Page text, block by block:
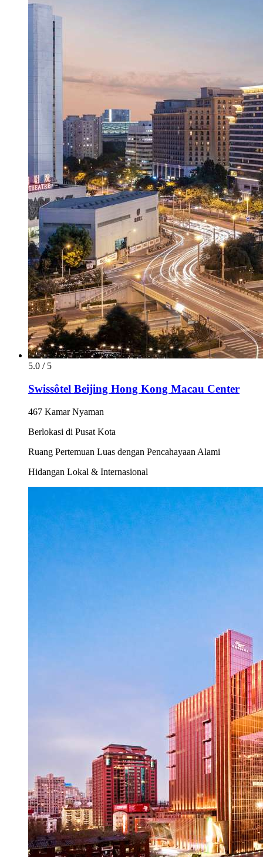
5.0 / 5
Swissôtel Beijing Hong Kong Macau Center
467 Kamar Nyaman
Berlokasi di Pusat Kota
Ruang Pertemuan Luas dengan Pencahayaan Alami
Hidangan Lokal & Internasional